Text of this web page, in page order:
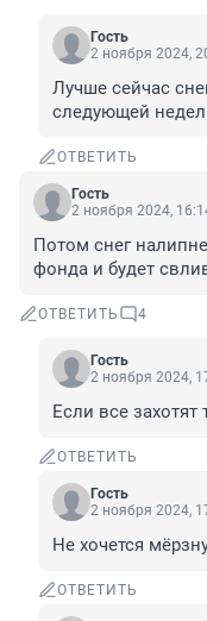
Гость
2 ноября 2024,
Лучше сейчас
следующей
ОТВЕТИТЬ
Гость
2 ноября 2024,
Потом снег
фонда и будет
ОТВЕТИТЬ 4
Гость
2 ноября 2024,
Если все захотят
ОТВЕТИТЬ
Гость
2 ноября 2024,
Не хочется
ОТВЕТИТЬ